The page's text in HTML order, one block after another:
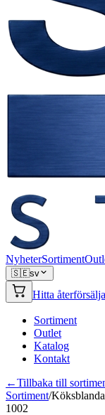
NyheterSortiment
🇸🇪sv
Hitta
Sortiment
Outlet
Katalog
Kontakt
←Tillbaka till
Sortiment/
1002